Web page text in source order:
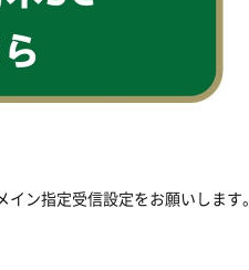
イン指定受信設定をお願いします。